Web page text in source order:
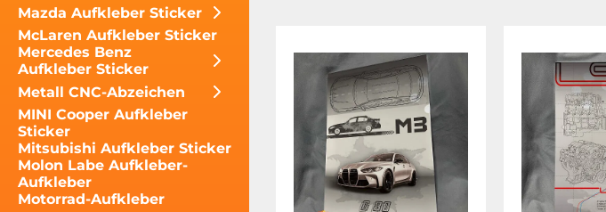
Mazda Aufkleber Sticker
McLaren Aufkleber Sticker
Mercedes Benz
Aufkleber Sticker
Metall CNC-Abzeichen
MINI Cooper Aufkleber
Sticker
Mitsubishi Aufkleber Sticker
Molon Labe Aufkleber-
Aufkleber
Motorrad-Aufkleber